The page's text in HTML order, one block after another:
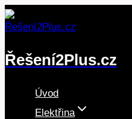
Přeskočit
na
Řešení2Plus.cz
Úvod
Elektřina